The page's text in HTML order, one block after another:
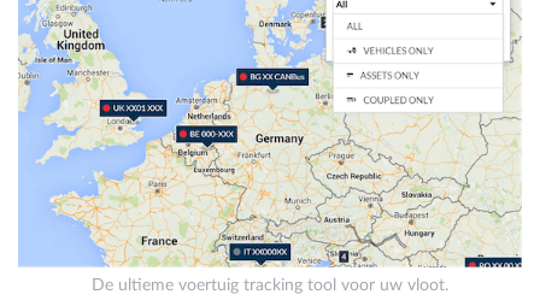
De ultieme voertuig tracking tool voor uw vloot.